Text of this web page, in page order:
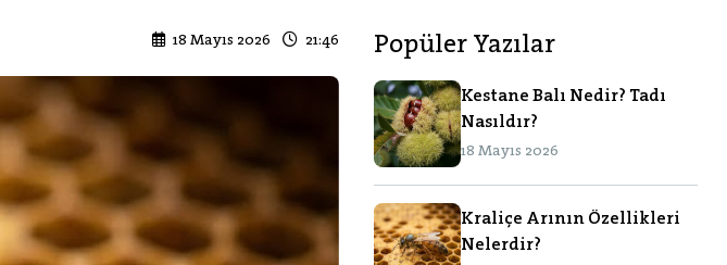
18 Mayıs 2026 21:46 Popüler Yazılar
Kestane Balı Nedir? Tadı
Nasıldır?
18 Mayıs 2026
Kraliçe Arının Özellikleri
Nelerdir?